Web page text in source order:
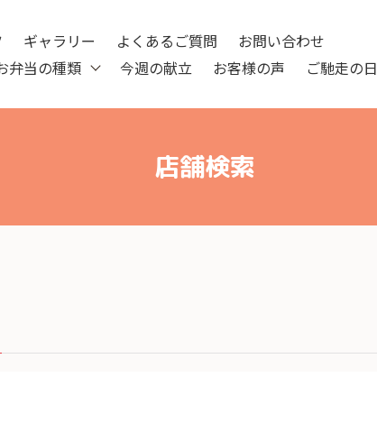
弁当の種類 今週の献立 お客様の声 ご馳走の日
ギャラリー よくあるご質問
お問い合わせ
店舗検索